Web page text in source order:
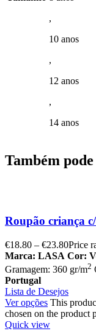
,
10 anos
,
12 anos
,
14 anos
Também
Roupão criança
€18.80 – €23.80Price
Marca: LASA Cor:
Gramagem: 360 gr/m2
Portugal
Lista de Desejos
Ver opções This
chosen on the product
Quick view